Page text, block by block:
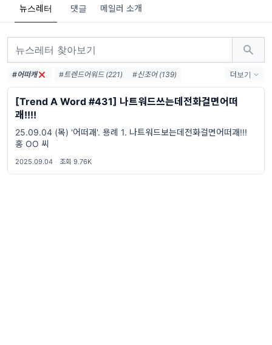
뉴스레터 댓글 메일러 소개
#어떠캐 #트렌드어워드 (221)
#신조어 (139)
#trendaword (117)
#유행어 (57)
#휴재 (29)
#트렌드어워드뉴스레터 (27)
#요즘밈 (27)
#밈 (24)
#MZ세대 (23)
#밈추천 (22)
더보기
[Trend A Word #431] 나트워드쓰는데전화걸면어떠
괘!!!!
25.09.04 (목) '어떠괘'. 용례 1. 나트워드보는데전화걸면어떠괘!!!
홍 OO 씨
2025.09.04 · 조회 9.76K